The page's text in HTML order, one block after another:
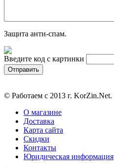
Защита анти-спам.
Введите код с картинки
© Работаем с 2013 г. KorZin.Net.
О магазине
Доставка
Карта сайта
Скидки
Контакты
Юридическая информация